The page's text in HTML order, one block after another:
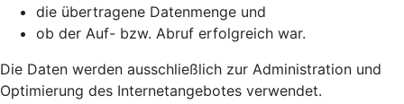
die übertragene Datenmenge und
ob der Auf- bzw. Abruf erfolgreich war.
Die Daten werden ausschließlich zur Administration und
Optimierung des Internetangebotes verwendet.